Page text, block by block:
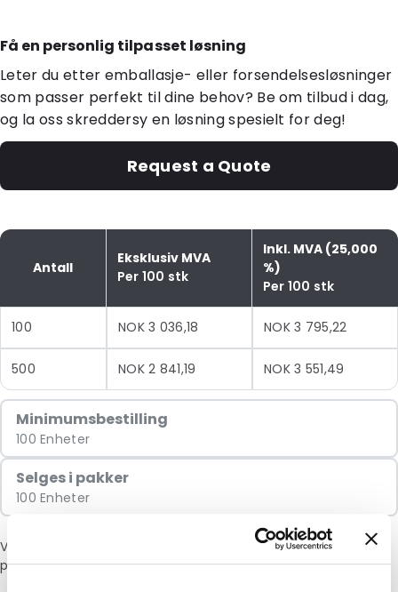
Få en personlig tilpasset løsning
Leter du etter emballasje- eller forsendelsesløsninger
som passer perfekt til dine behov? Be om tilbud i dag,
og la oss skreddersy en løsning spesielt for deg!
Request a Quote
Antall
Eksklusiv MVA
Per 100 stk
Inkl. MVA (25,000
%)
Per 100 stk
100 NOK 3 036,18 NOK 3 795,22
500 NOK 2 841,19 NOK 3 551,49
Minimumsbestilling
100 Enheter
Selges i pakker
100 Enheter
Vær oppmerksom på: et tillegg på 6 % vil bli lagt til i kassen
på grunn av den nåværende situasjonen i Midtøsten.